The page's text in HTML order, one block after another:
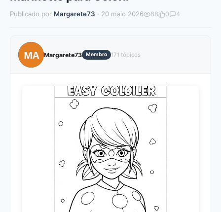
Publicado por Margarete73 · 20 maio 2026 88 0 4
MA Margarete73 Membro 171 tópicos